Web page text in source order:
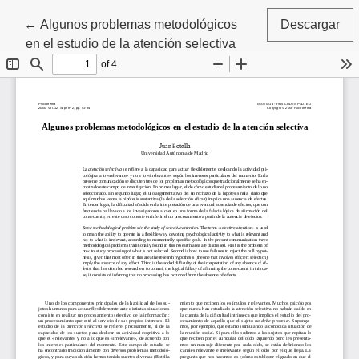
←Volver a los detalles del artículo
Algunos problemas metodológicos
en el estudio de la atención selectiva
Descargar